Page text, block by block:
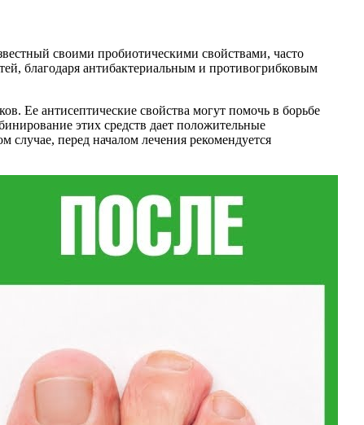
своими пробиотическими свойствами, часто
благодаря антибактериальным и противогрибковым
Ее антисептические свойства могут помочь в борьбе
этих средств дает положительные
перед началом лечения рекомендуется